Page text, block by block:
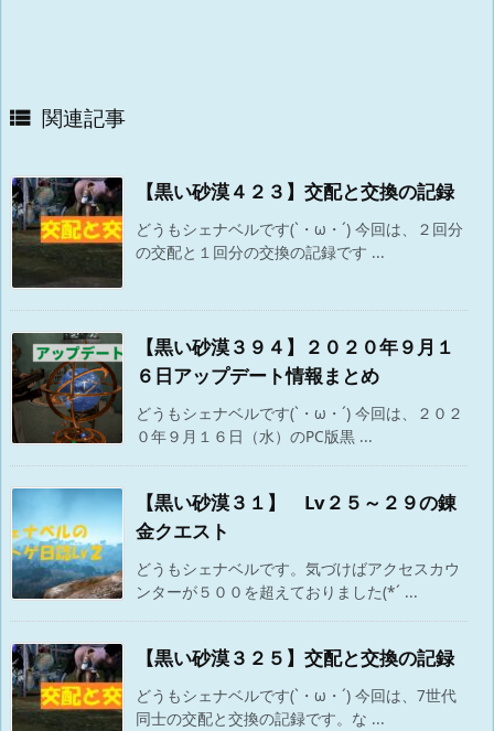
 関連記事
【黒い砂漠４２３】交配と交換の記録
どうもシェナベルです(`・ω・´) 今回は、２回分
の交配と１回分の交換の記録です ...
【黒い砂漠３９４】２０２０年９月１
６日アップデート情報まとめ
どうもシェナベルです(`・ω・´) 今回は、２０２
０年９月１６日（水）のPC版黒 ...
【黒い砂漠３１】 Lv２５～２９の錬
金クエスト
どうもシェナベルです。気づけばアクセスカウ
ンターが５００を超えておりました(*´ ...
【黒い砂漠３２５】交配と交換の記録
どうもシェナベルです(`・ω・´) 今回は、7世代
同士の交配と交換の記録です。な ...